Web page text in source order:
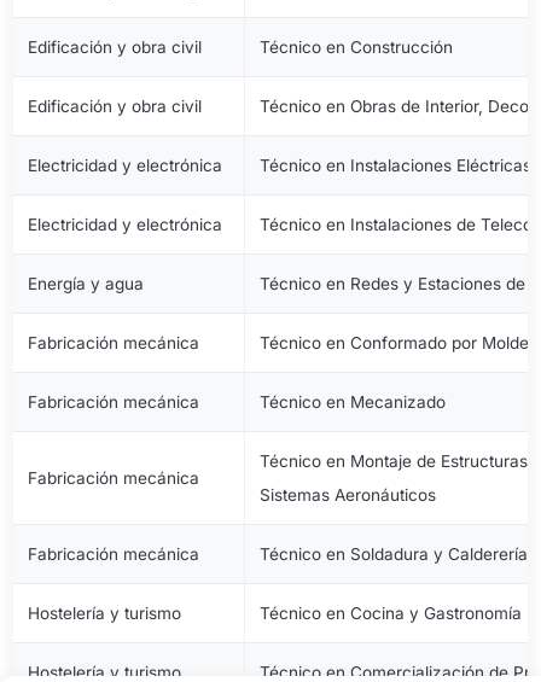
Edificación y obra civil Técnico en Construcción
Edificación y obra civil Técnico en Obras de Interior,
Electricidad y electrónica Técnico en Instalaciones Eléctricas
Electricidad y electrónica Técnico en Instalaciones de
Energía y agua Técnico en Redes y Estaciones de
Fabricación mecánica Técnico en Conformado por
Fabricación mecánica Técnico en Mecanizado
Fabricación mecánica
Técnico en Montaje de Estructuras
Sistemas Aeronáuticos
Fabricación mecánica Técnico en Soldadura y Calderería
Hostelería y turismo Técnico en Cocina y Gastronomía
Hostelería y turismo Técnico en Comercialización de